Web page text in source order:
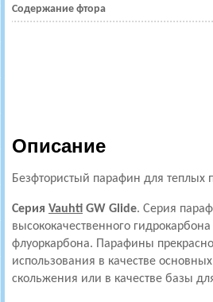
Содержание фтора
Описание
Безфтористый парафин для теплых
Серия Vauhti GW Glide. Серия
высококачественного
флуоркарбона. Парафины
использования в качестве
скольжения или в качестве базы